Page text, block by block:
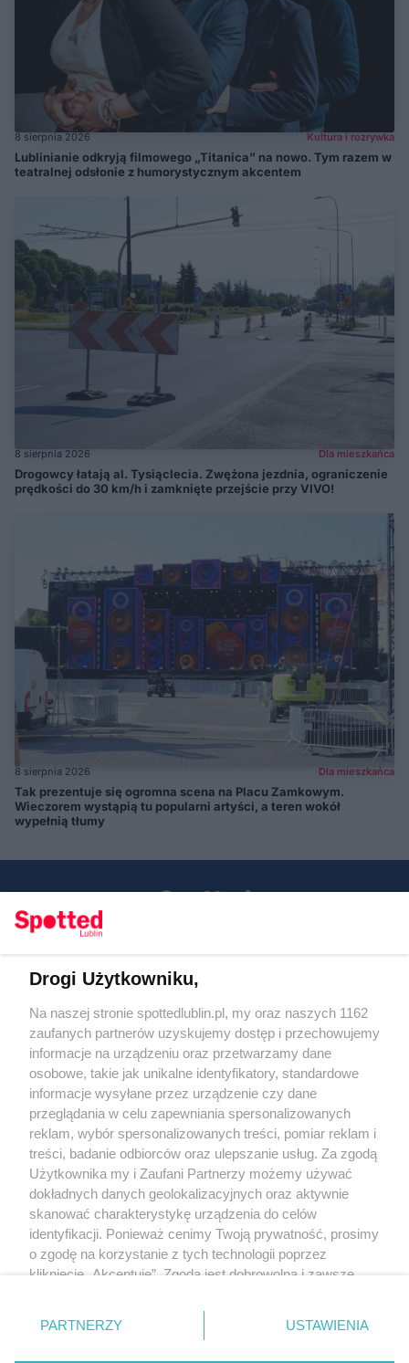
8 sierpnia 2026 Kultura i rozrywka
Lublinianie odkryją filmowego „Titanica” na nowo. Tym razem w
teatralnej odsłonie z humorystycznym akcentem
8 sierpnia 2026 Dla mieszkańca
Drogowcy łatają al. Tysiąclecia. Zwężona jezdnia, ograniczenie
prędkości do 30 km/h i zamknięte przejście przy VIVO!
8 sierpnia 2026 Dla mieszkańca
Tak prezentuje się ogromna scena na Placu Zamkowym.
Wieczorem wystąpią tu popularni artyści, a teren wokół
wypełnią tłumy
KATEGORIE
OGŁOSZENIA
WYDARZENIA
NA SKRÓTY
Regulamin
Polityka prywatności
RODO
Warunki korzystania z treści
Drogi Użytkowniku,
Na naszej stronie spottedlublin.pl, my oraz naszych 1162
zaufanych partnerów uzyskujemy dostęp i przechowujemy
informacje na urządzeniu oraz przetwarzamy dane
osobowe, takie jak unikalne identyfikatory, standardowe
informacje wysyłane przez urządzenie czy dane
przeglądania w celu zapewniania spersonalizowanych
reklam, wybór spersonalizowanych treści, pomiar reklam i
treści, badanie odbiorców oraz ulepszanie usług. Za zgodą
Użytkownika my i Zaufani Partnerzy możemy używać
dokładnych danych geolokalizacyjnych oraz aktywnie
skanować charakterystykę urządzenia do celów
identyfikacji. Ponieważ cenimy Twoją prywatność, prosimy
o zgodę na korzystanie z tych technologii poprzez
kliknięcie „Akceptuję”. Zgoda jest dobrowolna i zawsze
prywatności znajdujący się w lewym dolnym rogu strony
. Niektóre rodzaje przetwarzania danych nie wymagają
zgody użytkownika, ale masz prawo sprzeciwić się
PARTNERZY USTAWIENIA